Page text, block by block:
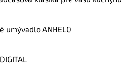
umývadlo ANHELO